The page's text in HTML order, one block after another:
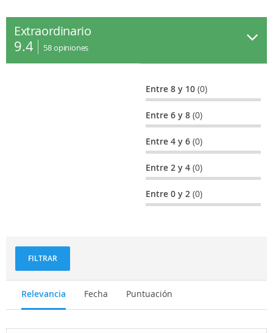
Extraordinario
9.4 58opiniones
Entre 8 y 10(0)
Entre 6 y 8(0)
Entre 4 y 6(0)
Entre 2 y 4(0)
Entre 0 y 2(0)
FILTRAR
Relevancia Fecha Puntuación